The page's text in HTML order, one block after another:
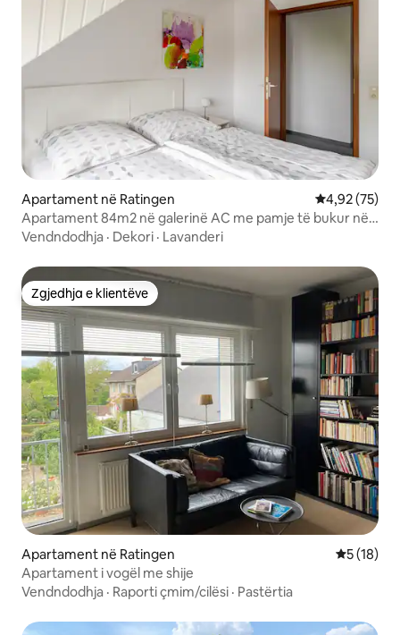
Apartament në Ratingen Vlerësimi
4,92 (75)
Apartament 84m2 në galerinë AC me pamje të bukur në
fshat
Vendndodhja · Dekori · Lavanderi
Zgjedhja e klientëve
Zgjedhja e klientëve
Apartament në Ratingen Vlerësimi
5 (18)
Apartament i vogël me shije
Vendndodhja · Raporti çmim/cilësi · Pastërtia